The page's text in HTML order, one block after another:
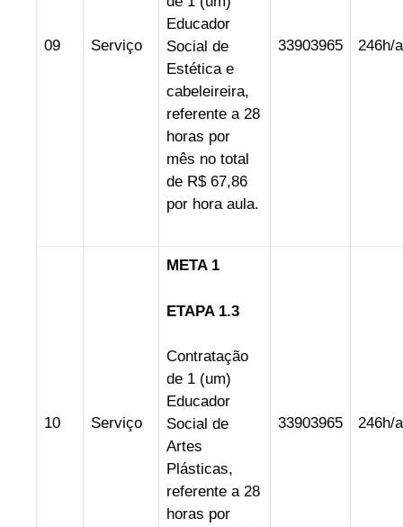
09 Serviço
Educador
Social de
Estética e
cabeleireira,
referente a 28
horas por
mês no total
de R$ 67,86
por hora aula.
33903965 246h/a
10 Serviço
META 1
ETAPA 1.3
Contratação
de 1 (um)
Educador
Social de
Artes
Plásticas,
referente a 28
horas por
33903965 246h/a